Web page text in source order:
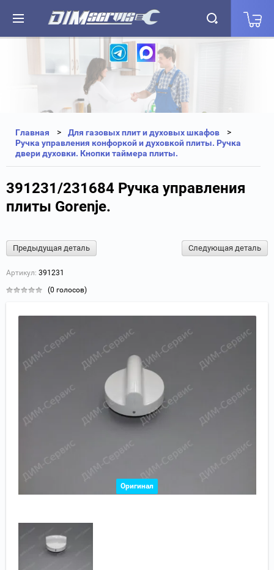
+7(812) 323-87-27
+7(812) 327-25-35
Главная
Для газовых плит и духовых шкафов
Ручка управления конфоркой и духовкой плиты. Ручка
двери духовки. Кнопки таймера плиты.
391231/231684 Ручка управления
плиты Gorenje.
Предыдущая деталь Следующая деталь
Артикул: 391231
(0 голосов)
Оригинал